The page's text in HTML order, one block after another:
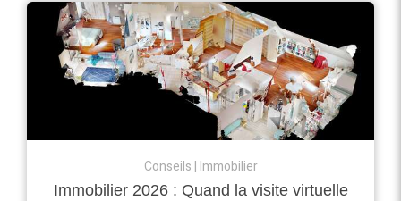
Conseils Immobilier
Immobilier 2026 : Quand la visite virtuelle